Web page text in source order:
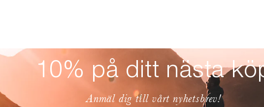
10% på ditt nästa
Anmäl dig till vårt nyhetsbrev!